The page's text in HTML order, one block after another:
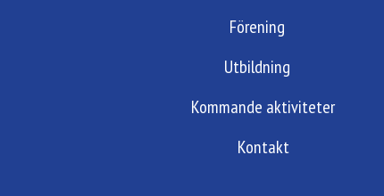
Förening
Utbildning
Kommande aktiviteter
Kontakt